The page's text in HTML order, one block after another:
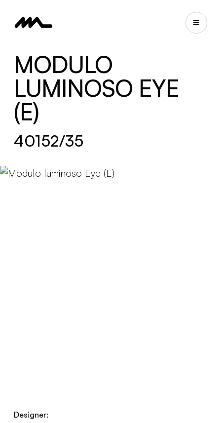
MODULO
LUMINOSO EYE
(E)
40152/35
Designer: